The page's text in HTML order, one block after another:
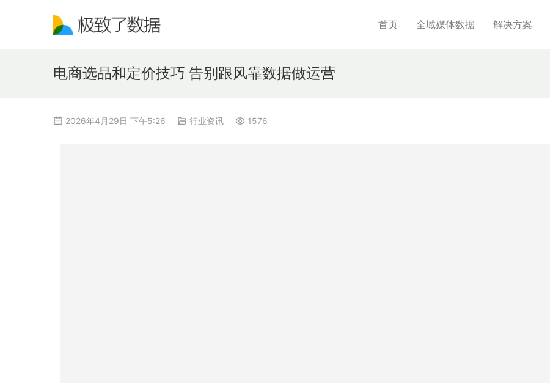
首页 全域媒体数据 解决方案
电商选品和定价技巧 告别跟风靠数据做运营
2026年4月29日 下午5:26 行业资讯 1576